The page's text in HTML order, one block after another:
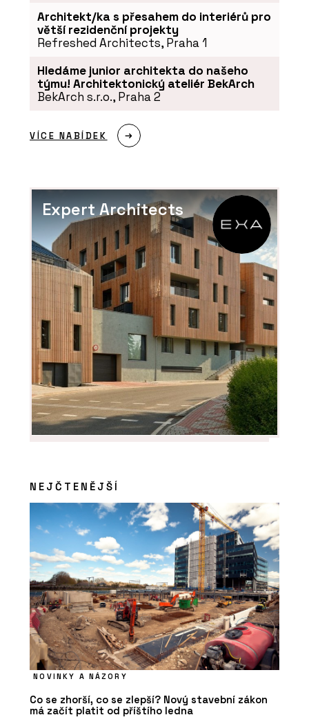
SLUŽBY
Výstava materiálů WISE HABIT -
ARCHITECT@WORK
SLUŽBY
Akademie - ARCHITECT@WORK
Architekt/ka s přesahem do interiérů pro
větší rezidenční projekty
Refreshed Architects, Praha 1
Hledáme junior architekta do našeho
týmu! Architektonický ateliér BekArch
BekArch s.r.o., Praha 2
VÍCE NABÍDEK
Expert Architects
NEJČTENĚJŠÍ
NOVINKY A NÁZORY
Co se zhorší, co se zlepší? Nový stavební zákon
má začít platit od příštího ledna